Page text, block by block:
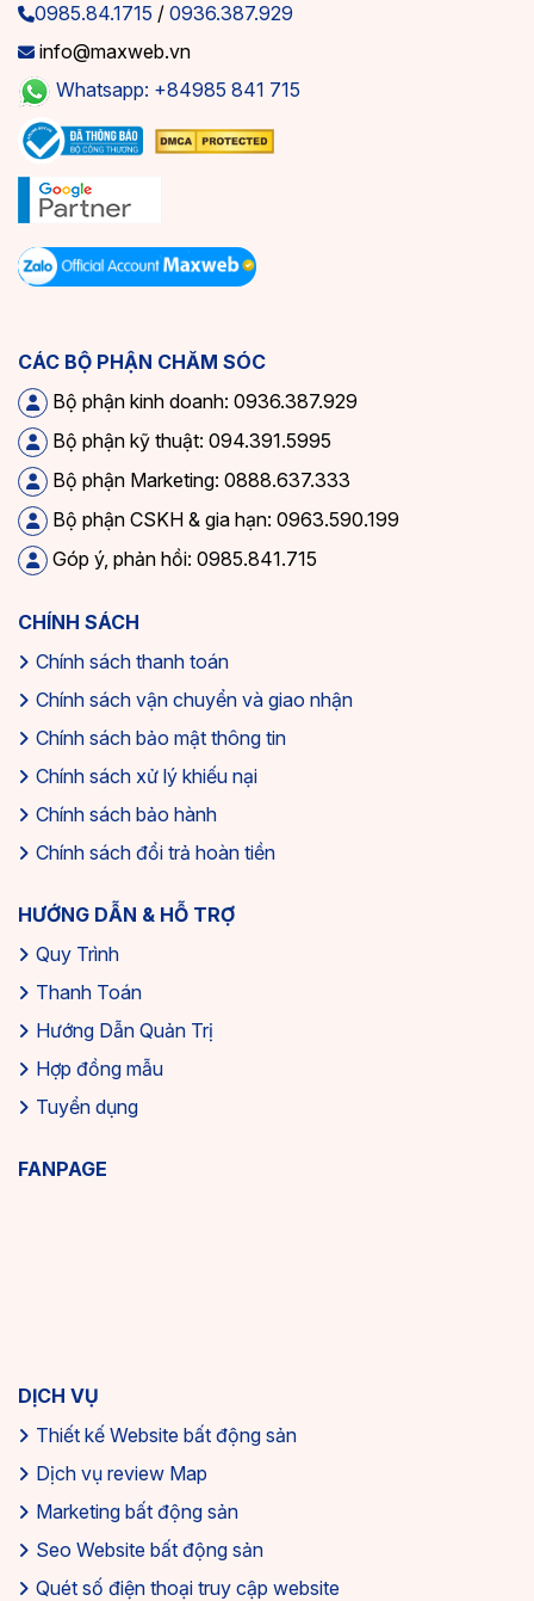
0985.84.1715 / 0936.387.929
info@maxweb.vn
Whatsapp: +84985 841 715
CÁC BỘ PHẬN CHĂM SÓC
Bộ phận kinh doanh: 0936.387.929
Bộ phận kỹ thuật: 094.391.5995
Bộ phận Marketing: 0888.637.333
Bộ phận CSKH & gia hạn: 0963.590.199
Góp ý, phản hồi: 0985.841.715
CHÍNH SÁCH
Chính sách thanh toán
Chính sách vận chuyển và giao nhận
Chính sách bảo mật thông tin
Chính sách xử lý khiếu nại
Chính sách bảo hành
Chính sách đổi trả hoàn tiền
HƯỚNG DẪN & HỖ TRỢ
Quy Trình
Thanh Toán
Hướng Dẫn Quản Trị
Hợp đồng mẫu
Tuyển dụng
FANPAGE
DỊCH VỤ
Thiết kế Website bất động sản
Dịch vụ review Map
Marketing bất động sản
Seo Website bất động sản
Quét số điện thoại truy cập website